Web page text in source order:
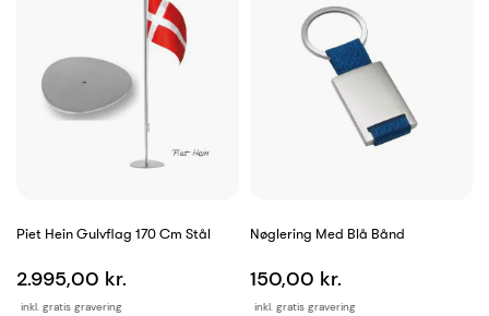
Piet Hein Gulvflag 170 Cm Stål
inkl. gratis gravering
2.995,00 kr.
Nøglering Med Blå Bånd
inkl. gratis gravering
150,00 kr.